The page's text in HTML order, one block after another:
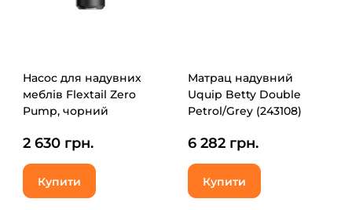
Насос для надувних
меблів Flextail Zero
Pump, чорний
2 630 грн.
Купити
Матрац надувний
Uquip Betty Double
Petrol/Grey (243108)
6 282 грн.
Купити